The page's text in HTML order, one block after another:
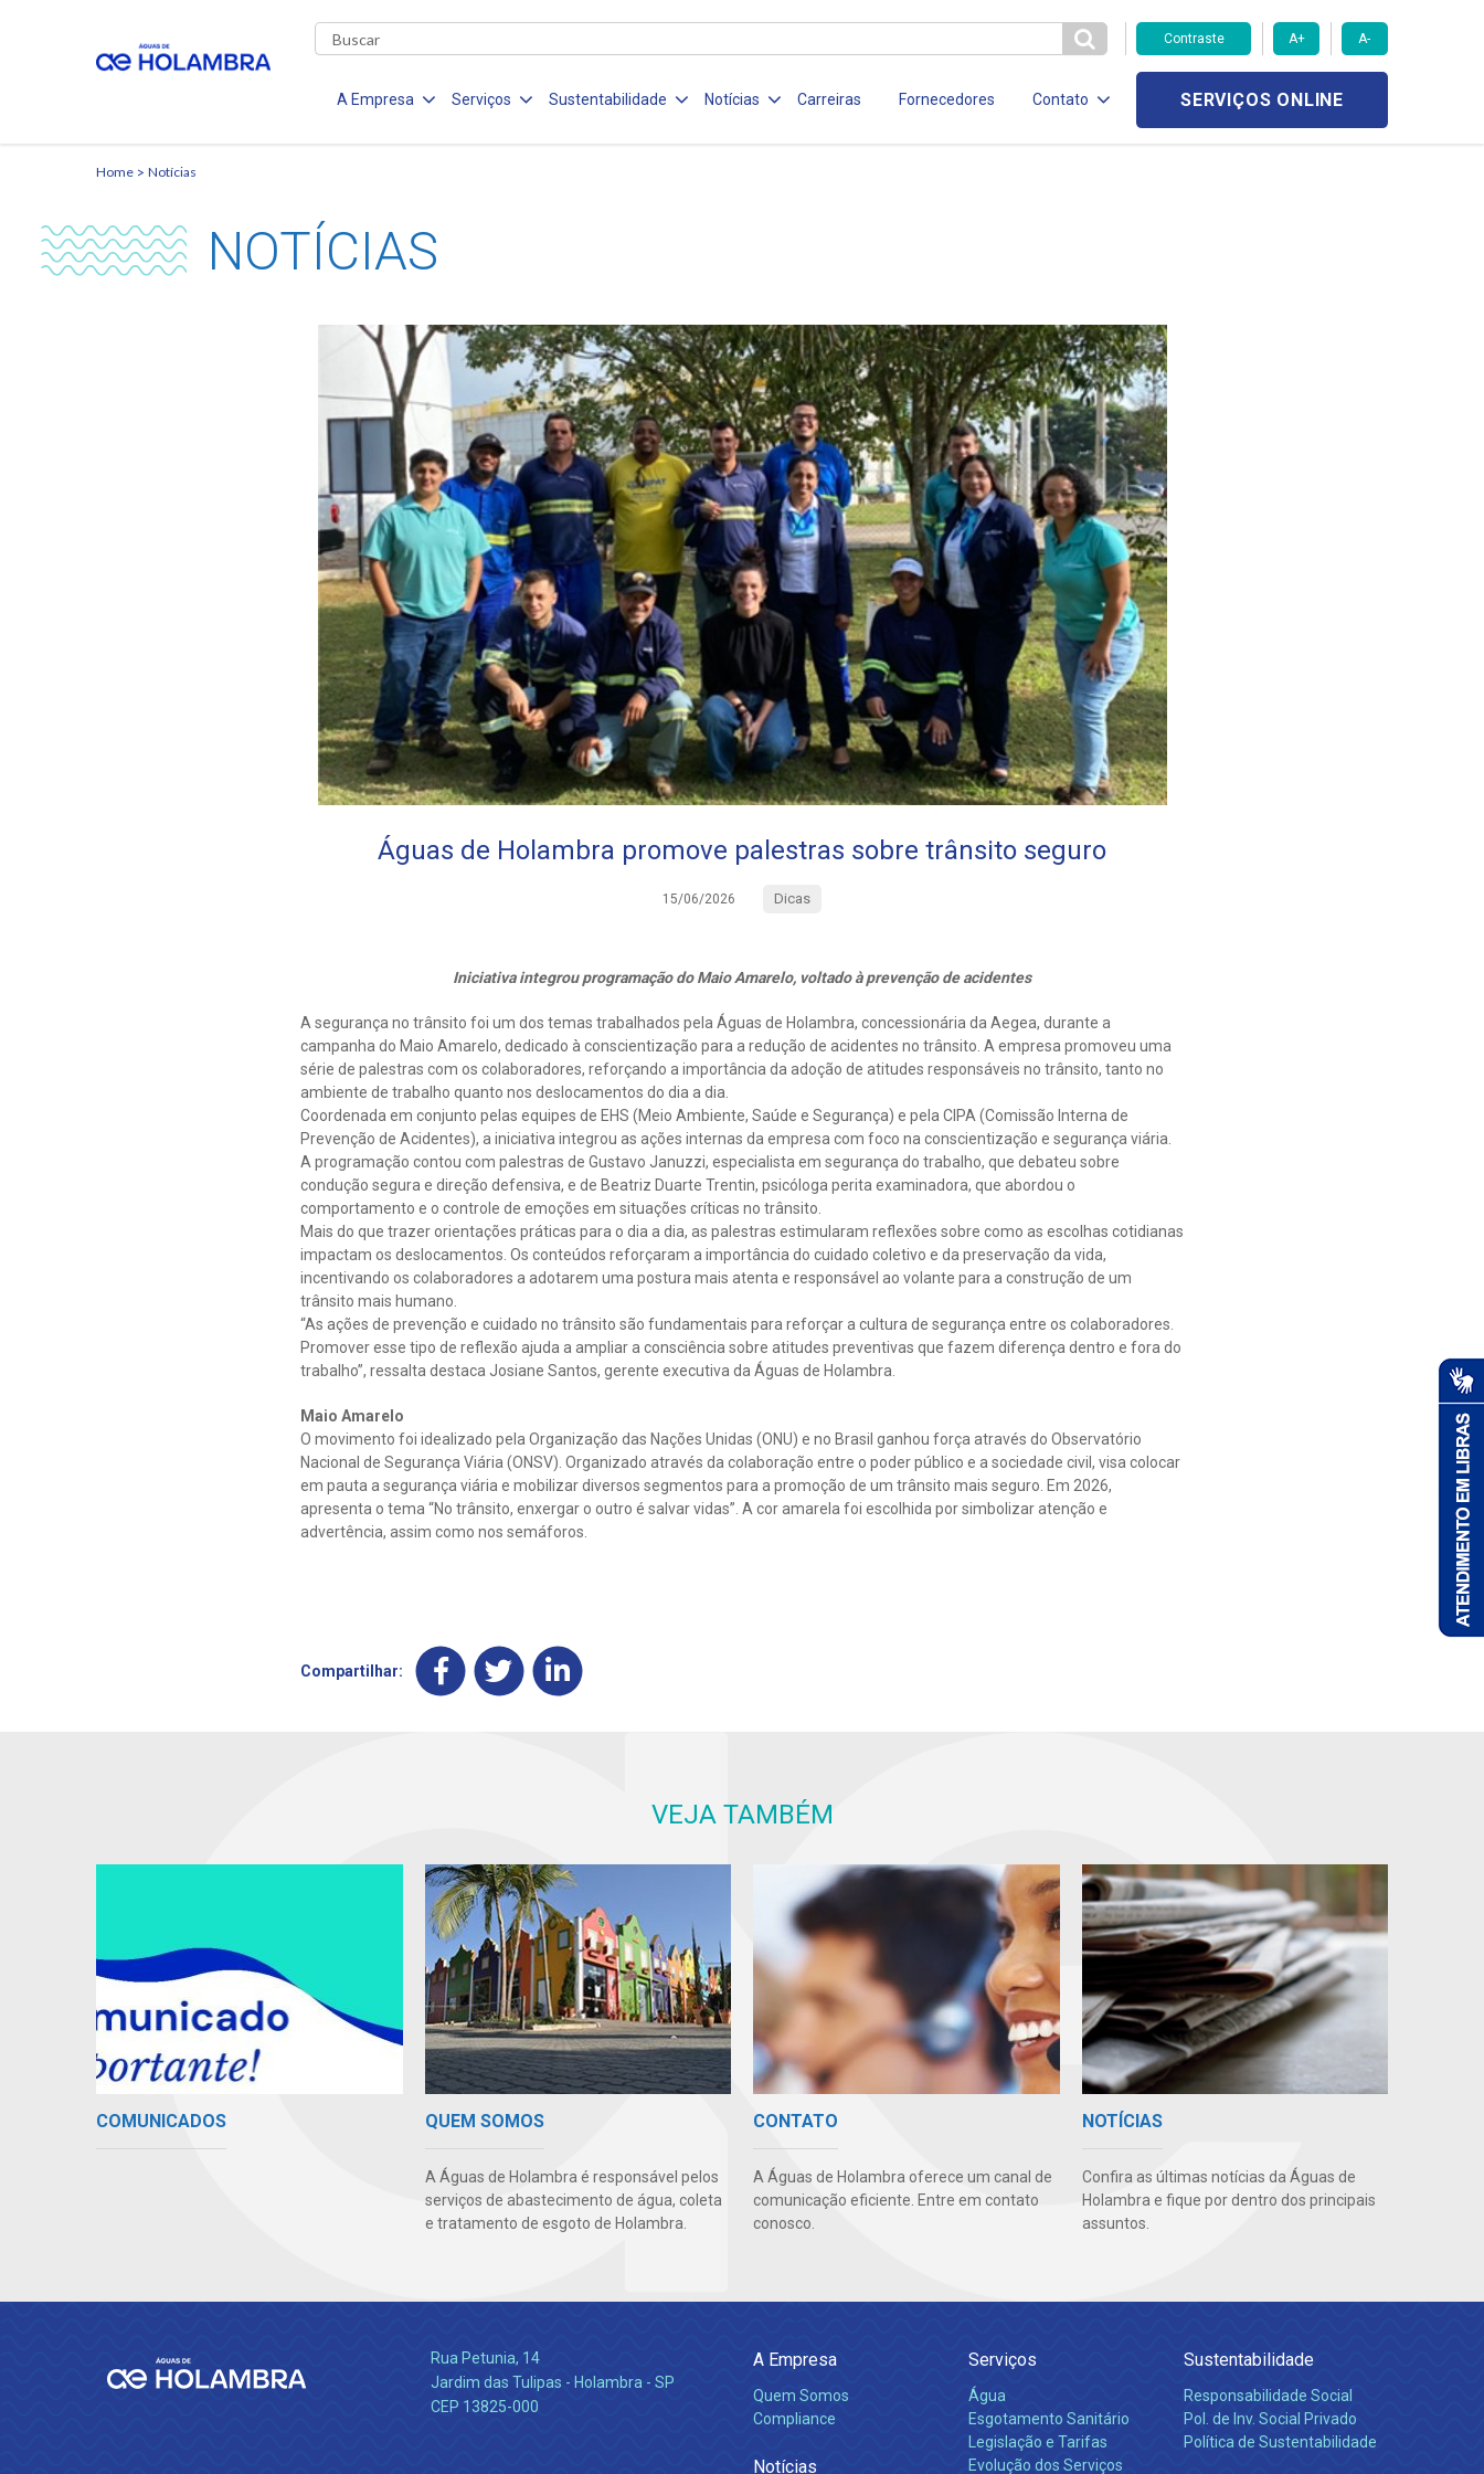
Contraste A+ A-
A Empresa Serviços Sustentabilidade Notícias Carreiras Fornecedores Contato SERVIÇOS ONLINE
Home Notícias
NOTÍCIAS
Águas de Holambra promove palestras sobre trânsito seguro
15/06/2026 Dicas
Iniciativa integrou programação do Maio Amarelo, voltado à prevenção de acidentes
A segurança no trânsito foi um dos temas trabalhados pela Águas de Holambra, concessionária da Aegea, durante a
campanha do Maio Amarelo, dedicado à conscientização para a redução de acidentes no trânsito. A empresa promoveu uma
série de palestras com os colaboradores, reforçando a importância da adoção de atitudes responsáveis no trânsito, tanto no
ambiente de trabalho quanto nos deslocamentos do dia a dia.
Coordenada em conjunto pelas equipes de EHS (Meio Ambiente, Saúde e Segurança) e pela CIPA (Comissão Interna de
Prevenção de Acidentes), a iniciativa integrou as ações internas da empresa com foco na conscientização e segurança viária.
A programação contou com palestras de Gustavo Januzzi, especialista em segurança do trabalho, que debateu sobre
condução segura e direção defensiva, e de Beatriz Duarte Trentin, psicóloga perita examinadora, que abordou o
comportamento e o controle de emoções em situações críticas no trânsito.
Mais do que trazer orientações práticas para o dia a dia, as palestras estimularam reflexões sobre como as escolhas cotidianas
impactam os deslocamentos. Os conteúdos reforçaram a importância do cuidado coletivo e da preservação da vida,
incentivando os colaboradores a adotarem uma postura mais atenta e responsável ao volante para a construção de um
trânsito mais humano.
“As ações de prevenção e cuidado no trânsito são fundamentais para reforçar a cultura de segurança entre os colaboradores.
Promover esse tipo de reflexão ajuda a ampliar a consciência sobre atitudes preventivas que fazem diferença dentro e fora do
trabalho”, ressalta destaca Josiane Santos, gerente executiva da Águas de Holambra.
Maio Amarelo
O movimento foi idealizado pela Organização das Nações Unidas (ONU) e no Brasil ganhou força através do Observatório
Nacional de Segurança Viária (ONSV). Organizado através da colaboração entre o poder público e a sociedade civil, visa colocar
em pauta a segurança viária e mobilizar diversos segmentos para a promoção de um trânsito mais seguro. Em 2026,
apresenta o tema “No trânsito, enxergar o outro é salvar vidas”. A cor amarela foi escolhida por simbolizar atenção e
advertência, assim como nos semáforos.
Compartilhar:
VEJA TAMBÉM
COMUNICADOS QUEM SOMOS
A Águas de Holambra é responsável pelos
serviços de abastecimento de água, coleta
e tratamento de esgoto de Holambra.
CONTATO
A Águas de Holambra oferece um canal de
comunicação eficiente. Entre em contato
conosco.
NOTÍCIAS
Confira as últimas notícias da Águas de
Holambra e fique por dentro dos principais
assuntos.
Rua Petunia, 14
Jardim das Tulipas - Holambra - SP
CEP 13825-000
A Empresa
Quem Somos
Compliance
Notícias
Serviços
Água
Esgotamento Sanitário
Legislação e Tarifas
Evolução dos Serviços
Sustentabilidade
Responsabilidade Social
Pol. de Inv. Social Privado
Política de Sustentabilidade